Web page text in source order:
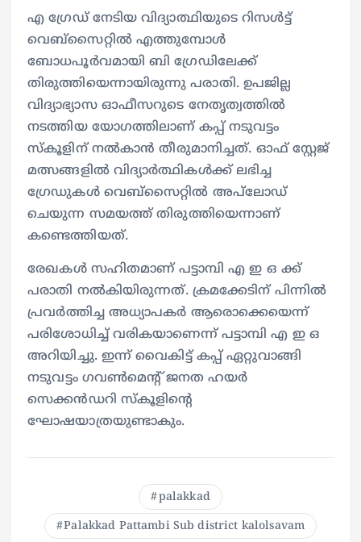
എ ഗ്രേഡ് നേടിയ വിദ്യാത്ഥിയുടെ റിസൾട്ട്
വെബ്സൈറ്റിൽ എത്തുമ്പോൾ
ബോധപൂർവമായി ബി ഗ്രേഡിലേക്ക്
തിരുത്തിയെന്നായിരുന്നു പരാതി. ഉപജില്ല
വിദ്യാഭ്യാസ ഓഫീസറുടെ നേതൃത്വത്തിൽ
നടത്തിയ യോഗത്തിലാണ് കപ്പ് നടുവട്ടം
സ്കൂളിന് നൽകാൻ തീരുമാനിച്ചത്. ഓഫ് സ്റ്റേജ്
മത്സങ്ങളിൽ വിദ്യാർത്ഥികൾക്ക് ലഭിച്ച ​
ഗ്രേഡുകൾ വെബ്സൈറ്റിൽ അപ്‌ലോഡ്
ചെയുന്ന സമയത്ത് തിരുത്തിയെന്നാണ്
കണ്ടെത്തിയത്.
രേഖകൾ സഹിതമാണ് പട്ടാമ്പി എ ഇ ഒ ക്ക്
പരാതി നൽകിയിരുന്നത്. ക്രമക്കേടിന് പിന്നിൽ
പ്രവർത്തിച്ച അധ്യാപകർ ആരൊക്കെയെന്ന്
പരിശോധിച്ച് വരികയാണെന്ന് പട്ടാമ്പി എ ഇ ഒ
അറിയിച്ചു. ഇന്ന് വൈകിട്ട് കപ്പ് ഏറ്റുവാങ്ങി
നടുവട്ടം ഗവൺമെന്റ് ജനത ഹയർ
സെക്കൻഡറി സ്കൂളിന്റെ
ഘോഷയാത്രയുണ്ടാകും.
palakkad
Palakkad Pattambi Sub district kalolsavam